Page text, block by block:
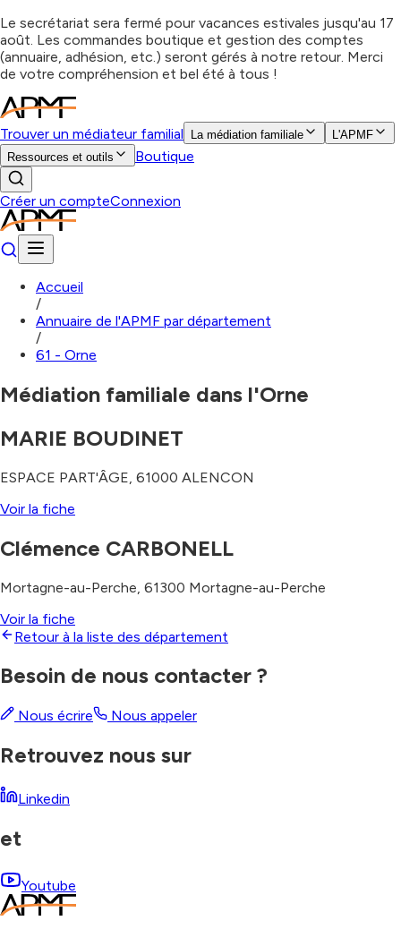
Le secrétariat sera fermé pour vacances estivales jusqu'au 17
août. Les commandes boutique et gestion des comptes
(annuaire, adhésion, etc.) seront gérés à notre retour. Merci
de votre compréhension et bel été à tous !
Trouver un médiateur familial La médiation familiale
L'APMF
Ressources et outils
Boutique
Créer un compteConnexion
Accueil
/
Annuaire de l'APMF par département
/
61 - Orne
Médiation familiale dans l'Orne
MARIE BOUDINET
ESPACE PART'ÂGE 61000 ALENCON
Voir la fiche
Clémence CARBONELL
Mortagne-au-Perche 61300 Mortagne-au-Perche
Voir la fiche
Retour à la liste des département
Besoin de nous contacter ?
Nous écrire Nous appeler
Retrouvez nous sur
Linkedin
et
Youtube